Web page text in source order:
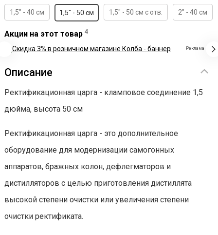
1,5" - 40 см 1,5" - 50 см 1,5" - 50 см с отв. 2" - 40 см
Акции на этот товар 4
Реклама
Описание
Ректификационная царга - кламповое соединение 1,5
дюйма, высота 50 см
Ректификационная царга - это дополнительное
оборудование для модернизации самогонных
аппаратов, бражных колон, дефлегматоров и
дистилляторов с целью приготовления дистиллята
высокой степени очистки или увеличения степени
очистки ректификата.